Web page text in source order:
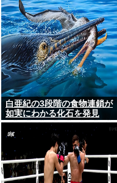
白亜紀の3段階の食物連鎖が
如実にわかる化石を発見